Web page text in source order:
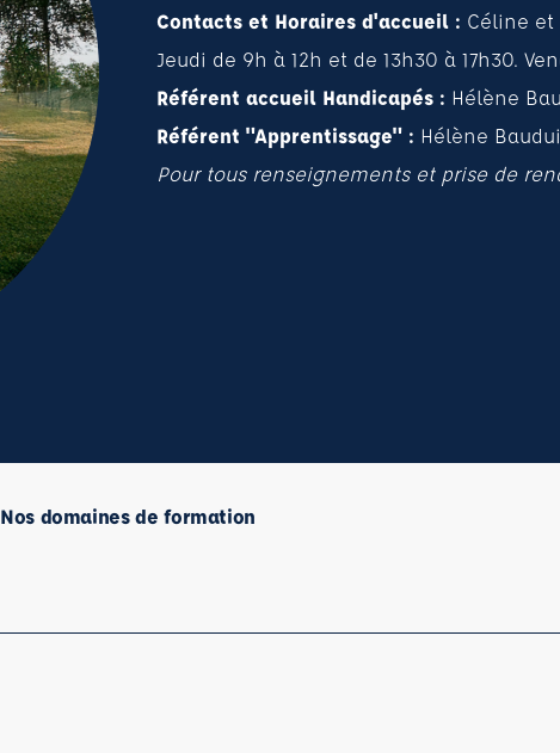
Contacts et Horaires d'accueil : Céline et
Jeudi de 9h à 12h et de 13h30 à 17h30.
Référent accueil Handicapés : Hélène
Référent "Apprentissage" : Hélène
Pour tous renseignements et prise de
Nos domaines de formation